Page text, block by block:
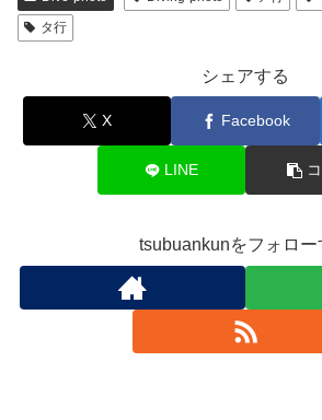
タ行
シェアする
X Facebook
LINE
tsubuankunをフォロー